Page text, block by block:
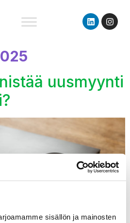
sisällön ja mainosten
uusmyynti